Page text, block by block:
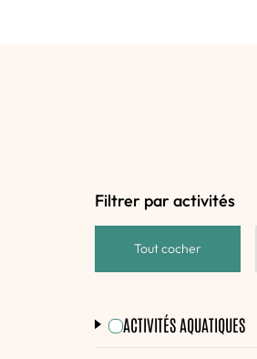
Filtrer par activités
Tout cocher
ACTIVITÉS AQUATIQUES